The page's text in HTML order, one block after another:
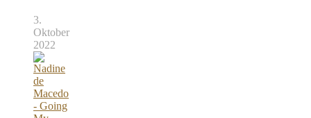
3.
Oktober
2022